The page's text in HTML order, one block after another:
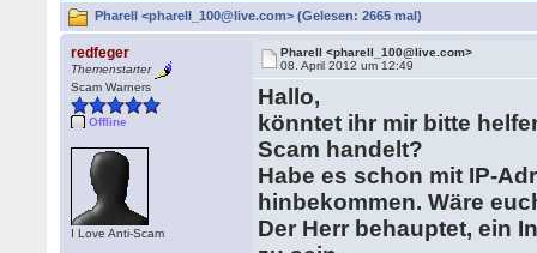
Pharell <pharell_100@live.com> (Gelesen: 2665 mal)
redfeger
Themenstarter
Scam Warners
Offline
I Love Anti-Scam
Pharell <pharell_100@live.com>
08. April 2012 um 12:49
Hallo,
könntet ihr mir bitte
Scam handelt?
Habe es schon mit IP-
hinbekommen. Wäre
Der Herr behauptet, ein